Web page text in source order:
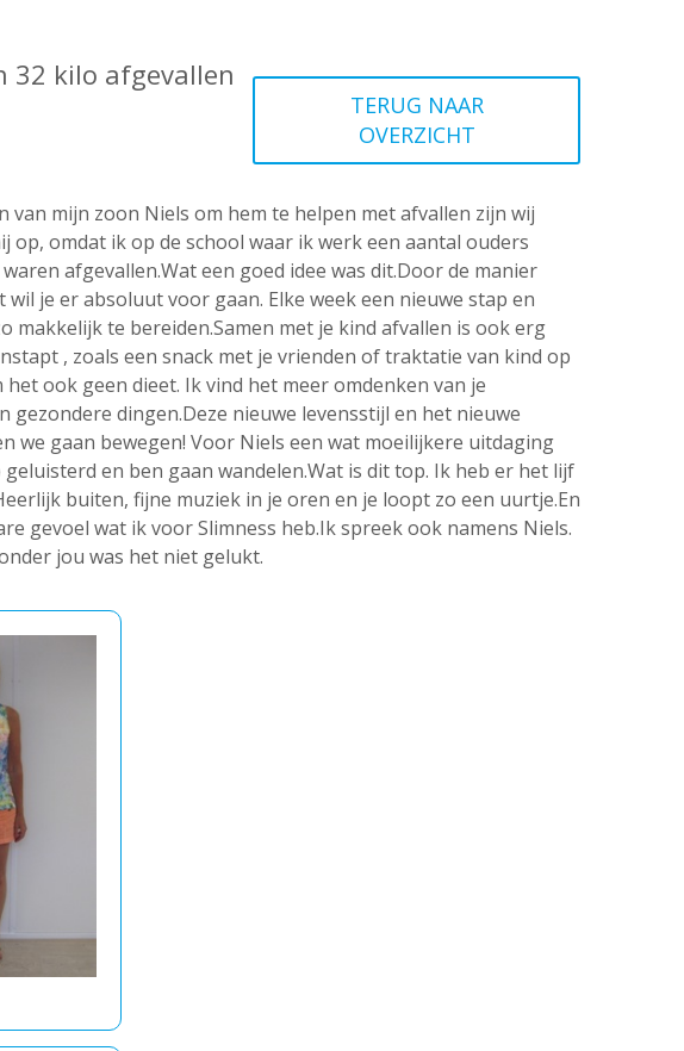
32 kilo afgevallen
TERUG NAAR
OVERZICHT
mijn zoon Niels om hem te helpen met afvallen zijn wij
op, omdat ik op de school waar ik werk een aantal ouders
afgevallen.Wat een goed idee was dit.Door de manier
je er absoluut voor gaan. Elke week een nieuwe stap en
makkelijk te bereiden.Samen met je kind afvallen is ook erg
, zoals een snack met je vrienden of traktatie van kind op
ook geen dieet. Ik vind het meer omdenken van je
dingen.Deze nieuwe levensstijl en het nieuwe
we gaan bewegen! Voor Niels een wat moeilijkere uitdaging
en ben gaan wandelen.Wat is dit top. Ik heb er het lijf
buiten, fijne muziek in je oren en je loopt zo een uurtje.En
gevoel wat ik voor Slimness heb.Ik spreek ook namens Niels.
jou was het niet gelukt.